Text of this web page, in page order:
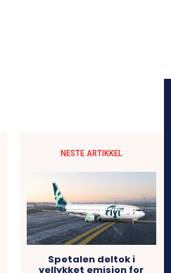
NESTE ARTIKKEL
Spetalen deltok i
vellykket emisjon for